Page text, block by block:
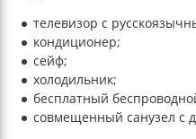
телевизор с
кондиционер;
сейф;
холодильник;
бесплатный
совмещенный санузел с